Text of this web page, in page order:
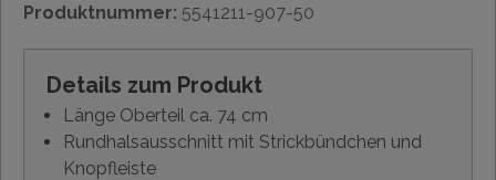
Produktnummer: 5541211-907-50
Details zum Produkt
Länge Oberteil ca. 74 cm
Rundhalsausschnitt mit Strickbündchen und
Knopfleiste